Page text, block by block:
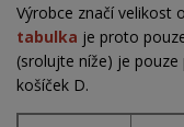
Výrobce značí velikost
tabulka je proto
(srolujte níže) je pouze
košíček D.